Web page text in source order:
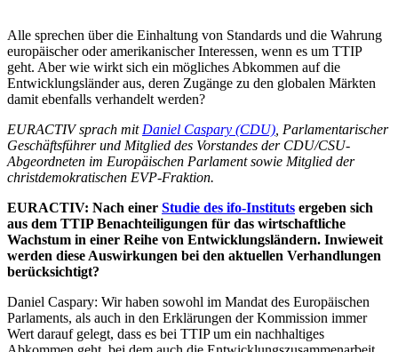
Alle sprechen über die Einhaltung von Standards und die Wahrung
europäischer oder amerikanischer Interessen, wenn es um TTIP
geht. Aber wie wirkt sich ein mögliches Abkommen auf die
Entwicklungsländer aus, deren Zugänge zu den globalen Märkten
damit ebenfalls verhandelt werden?
EURACTIV sprach mit Daniel Caspary (CDU) , Parlamentarischer
Geschäftsführer und Mitglied des Vorstandes der CDU/CSU-
Abgeordneten im Europäischen Parlament sowie Mitglied der
christdemokratischen EVP-Fraktion.
EURACTIV: Nach einer Studie des ifo-Instituts ergeben sich
aus dem TTIP Benachteiligungen für das wirtschaftliche
Wachstum in einer Reihe von Entwicklungsländern. Inwieweit
werden diese Auswirkungen bei den aktuellen Verhandlungen
berücksichtigt?
Daniel Caspary: Wir haben sowohl im Mandat des Europäischen
Parlaments, als auch in den Erklärungen der Kommission immer
Wert darauf gelegt, dass es bei TTIP um ein nachhaltiges